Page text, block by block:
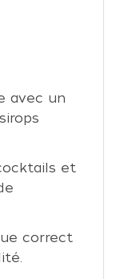
avec un
et
correct